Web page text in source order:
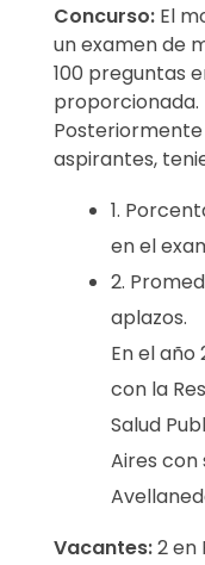
Concurso: El
un examen de
100 preguntas
proporcionada.
Posteriormente
aspirantes,
1.
en el
2.
aplazos.
En el año
con la
Salud
Aires
Vacantes:2 en